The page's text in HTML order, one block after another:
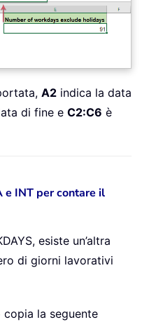
A2 indica la data
di fine e C2:C6 è
e INT per contare il
esiste un’altra
di giorni lavorativi
copia la seguente